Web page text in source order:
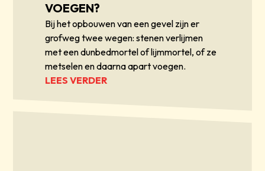
VOEGEN?
Bij het opbouwen van een gevel zijn er
grofweg twee wegen: stenen verlijmen
met een dunbedmortel of lijmmortel, of ze
metselen en daarna apart voegen.
LEES VERDER